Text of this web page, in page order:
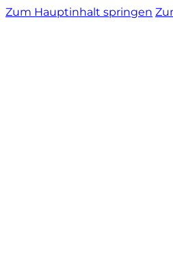
Zum Hauptinhalt springen